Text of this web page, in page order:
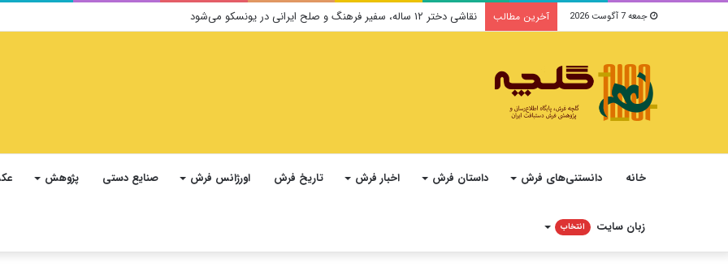
جمعه 7 آگوست 2026 آخرین مطالب نقاشی دختر ۱۲ ساله، سفیر فرهنگ و صلح ایرانی در یونسکو می‌شود
خانه دانستنی‌های فرش داستان فرش اخبار فرش تاریخ فرش اورژانس فرش صنایع دستی پژوهش
زبان سایت انتخاب